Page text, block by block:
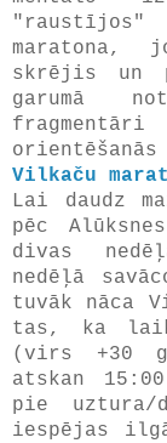
skrējis un
garumā
fragmentāri
orientēšanās
Vilkaču
Lai daudz
pēc
divas
nedēļā
tuvāk nāca
tas, ka
(virs +30
atskan
pie uztura/
iespējas